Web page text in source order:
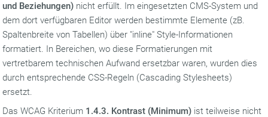
und Beziehungen) nicht erfüllt. Im eingesetzten CMS-System und
dem dort verfügbaren Editor werden bestimmte Elemente (zB.
Spaltenbreite von Tabellen) über "inline" Style-Informationen
formatiert. In Bereichen, wo diese Formatierungen mit
vertretbarem technischen Aufwand ersetzbar waren, wurden dies
durch entsprechende CSS-Regeln (Cascading Stylesheets)
ersetzt.
Das WCAG Kriterium 1.4.3. Kontrast (Minimum) ist teilweise nicht